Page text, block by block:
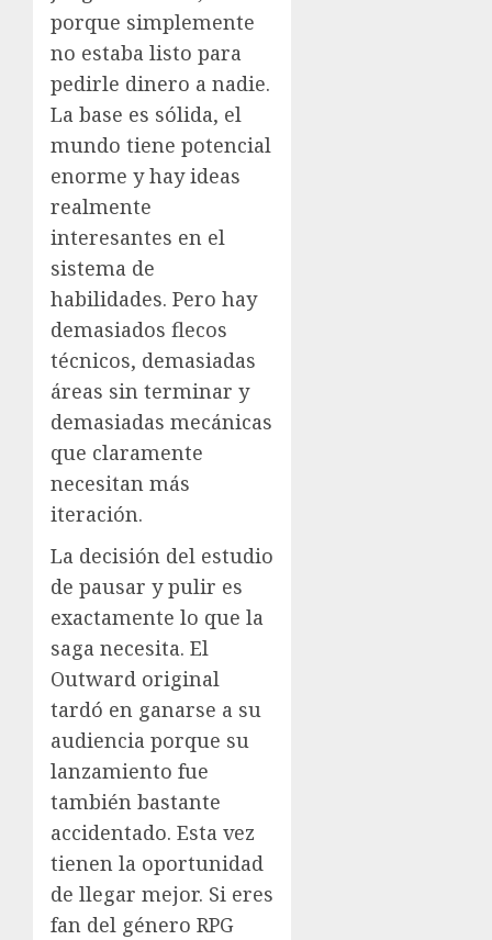
porque simplemente
no estaba listo para
pedirle dinero a nadie.
La base es sólida, el
mundo tiene potencial
enorme y hay ideas
realmente
interesantes en el
sistema de
habilidades. Pero hay
demasiados flecos
técnicos, demasiadas
áreas sin terminar y
demasiadas mecánicas
que claramente
necesitan más
iteración.
La decisión del estudio
de pausar y pulir es
exactamente lo que la
saga necesita. El
Outward original
tardó en ganarse a su
audiencia porque su
lanzamiento fue
también bastante
accidentado. Esta vez
tienen la oportunidad
de llegar mejor. Si eres
fan del género RPG